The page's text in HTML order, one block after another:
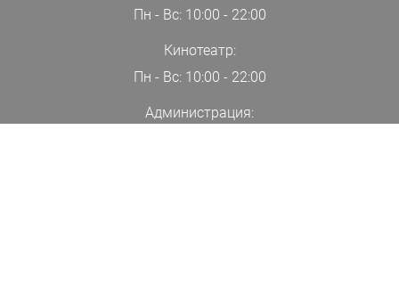
Пн - Вс: 10:00 - 22:00
Кинотеатр:
Пн - Вс: 10:00 - 22:00
Администрация: